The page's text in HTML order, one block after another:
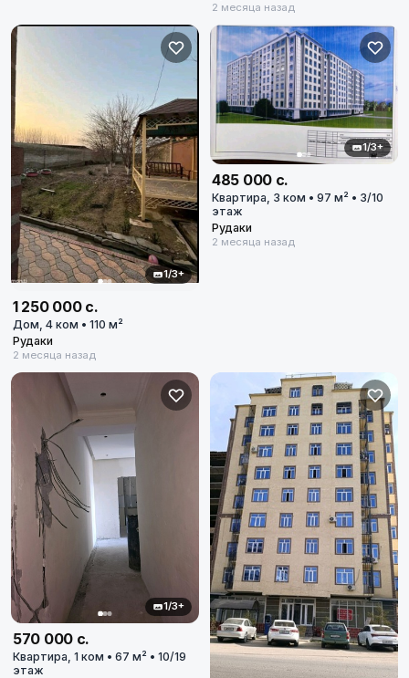
2 месяца назад
1/3+
1 250 000 с.
Дом, 4 ком • 110 м²
Рудаки
2 месяца назад
1/3+
485 000 с.
Квартира, 3 ком • 97 м² • 3/10
этаж
Рудаки
2 месяца назад
1/3+
570 000 с.
Квартира, 1 ком • 67 м² • 10/19
этаж